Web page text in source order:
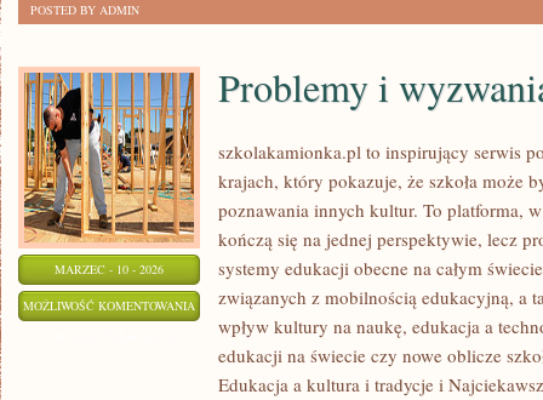
POSTED BY ADMIN
MARZEC - 10 - 2026
MOŻLIWOŚĆ KOMENTOWANIA PROBLEMY
WYZWANIA
Problemy i
szkolakamionka.pl to inspirujący serwis
krajach, który pokazuje, że szkoła może
poznawania innych kultur. To platforma,
kończą się na jednej perspektywie, lecz
systemy edukacji obecne na całym
związanych z mobilnością edukacyjną, a
wpływ kultury na naukę, edukacja a
edukacji na świecie czy nowe oblicze
Edukacja a kultura i tradycje i